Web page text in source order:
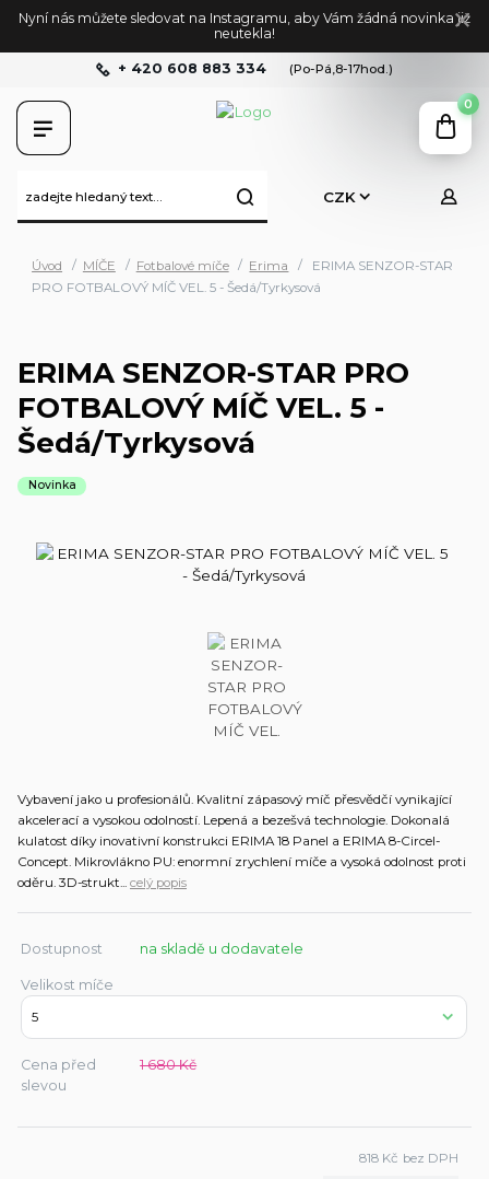
Nyní nás můžete sledovat na Instagramu, aby Vám žádná novinka již
neutekla!
CZK
+ 420 608 883 334 (Po-Pá,8-17hod.)
0
Úvod MÍČE Fotbalové míče Erima
ERIMA SENZOR-STAR
PRO FOTBALOVÝ MÍČ VEL. 5 - Šedá/Tyrkysová
ERIMA SENZOR-STAR PRO
FOTBALOVÝ MÍČ VEL. 5 -
Šedá/Tyrkysová
Novinka
Vybavení jako u profesionálů. Kvalitní zápasový míč přesvědčí vynikající
akcelerací a vysokou odolností. Lepená a bezešvá technologie. Dokonalá
kulatost díky inovativní konstrukci ERIMA 18 Panel a ERIMA 8-Circel-
Concept. Mikrovlákno PU: enormní zrychlení míče a vysoká odolnost proti
oděru. 3D-strukt... celý popis
Dostupnost na skladě u dodavatele
Velikost míče
Cena před
slevou
1 680 Kč
818 Kč bez DPH